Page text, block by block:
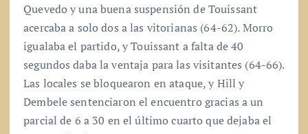
Quevedo y una buena suspensión de Touissant
acercaba a solo dos a las vitorianas (64-62). Morro
igualaba el partido, y Touissant a falta de 40
segundos daba la ventaja para las visitantes (64-66).
Las locales se bloquearon en ataque, y Hill y
Dembele sentenciaron el encuentro gracias a un
parcial de 6 a 30 en el último cuarto que dejaba el